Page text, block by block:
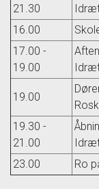
21.30
16.00
17.00 -
19.00
19.00
19.30 -
21.00
23.00
Ro